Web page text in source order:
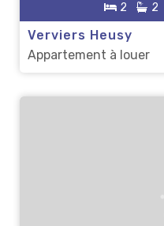
2 2
Verviers Heusy
Appartement à louer